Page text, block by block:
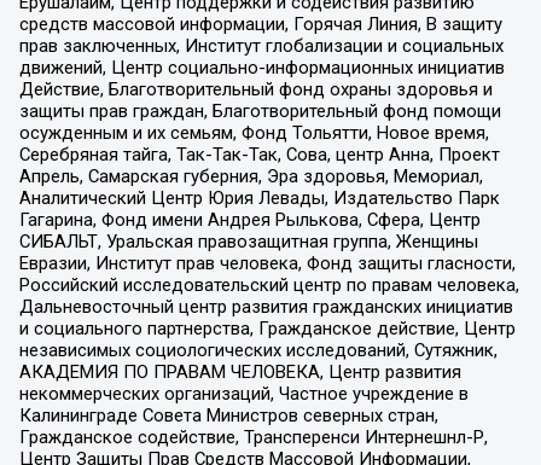
средств массовой информации, Горячая Линия, В защиту
прав заключенных, Институт глобализации и социальных
движений, Центр социально-информационных инициатив
Действие, Благотворительный фонд охраны здоровья и
защиты прав граждан, Благотворительный фонд помощи
осужденным и их семьям, Фонд Тольятти, Новое время,
Серебряная тайга, Так-Так-Так, Сова, центр Анна, Проект
Апрель, Самарская губерния, Эра здоровья, Мемориал,
Аналитический Центр Юрия Левады, Издательство Парк
Гагарина, Фонд имени Андрея Рылькова, Сфера, Центр
СИБАЛЬТ, Уральская правозащитная группа, Женщины
Евразии, Институт прав человека, Фонд защиты гласности,
Российский исследовательский центр по правам человека,
Дальневосточный центр развития гражданских инициатив
и социального партнерства, Гражданское действие, Центр
независимых социологических исследований, Сутяжник,
АКАДЕМИЯ ПО ПРАВАМ ЧЕЛОВЕКА, Центр развития
некоммерческих организаций, Частное учреждение в
Калининграде Совета Министров северных стран,
Гражданское содействие, Трансперенси Интернешнл-Р,
Центр Защиты Прав Средств Массовой Информации,